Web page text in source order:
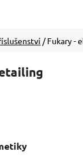
/ Fukary -